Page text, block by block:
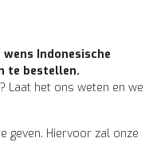
Indonesische
te bestellen.
Laat het ons weten en we
geven. Hiervoor zal onze